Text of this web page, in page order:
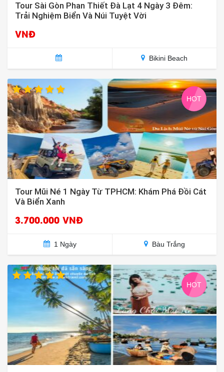
Tour Sài Gòn Phan Thiết Đà Lạt 4 Ngày 3 Đêm:
Trải Nghiệm Biển Và Núi Tuyệt Vời
VNĐ
Bikini Beach
HOT
Tour Mũi Né 1 Ngày Từ TPHCM: Khám Phá Đồi Cát
Và Biển Xanh
3.700.000 VNĐ
1 Ngày Bàu Trắng
HOT